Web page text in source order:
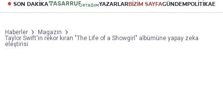
SON DAKİKA YAZARLARBİZİM SAYFAGÜNDEMPOLİTİKA
Haberler
Magazin
Taylor Swift'in rekor kıran "The Life of a Showgirl" albümüne yapay zeka
eleştirisi